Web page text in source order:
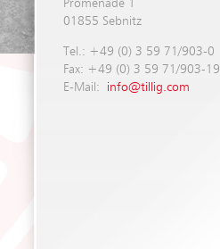
Promenade 1
01855 Sebnitz
Tel.: +49 (0) 3 59 71/903-0
Fax: +49 (0) 3 59 71/903-19
E-Mail: info@tillig.com